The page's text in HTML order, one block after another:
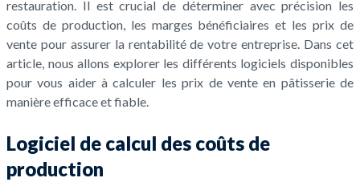
restauration. Il est crucial de déterminer avec précision les
coûts de production, les marges bénéficiaires et les prix de
vente pour assurer la rentabilité de votre entreprise. Dans cet
article, nous allons explorer les différents logiciels disponibles
pour vous aider à calculer les prix de vente en pâtisserie de
manière efficace et fiable.
Logiciel de calcul des coûts de
production